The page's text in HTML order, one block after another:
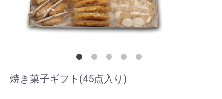
焼き菓子ギフト(45点入り)